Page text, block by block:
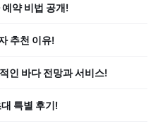
약 비법 공개!
추천 이유!
인 바다 전망과 서비스!
특별 후기!